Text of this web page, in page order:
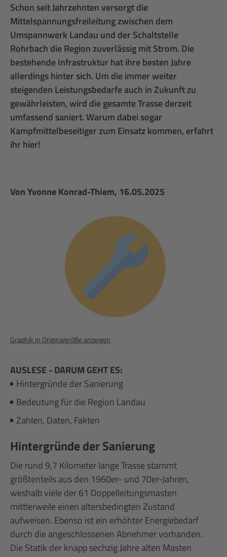
Schon seit Jahrzehnten versorgt die
Mittelspannungsfreileitung zwischen dem
Umspannwerk Landau und der Schaltstelle
Rohrbach die Region zuverlässig mit Strom. Die
bestehende Infrastruktur hat ihre besten Jahre
allerdings hinter sich. Um die immer weiter
steigenden Leistungsbedarfe auch in Zukunft zu
gewährleisten, wird die gesamte Trasse derzeit
umfassend saniert. Warum dabei sogar
Kampfmittelbeseitiger zum Einsatz kommen, erfahrt
ihr hier!
VonYvonne Konrad-Thiem, 16.05.2025
Graphik in Originalgröße anzeigen
AUSLESE - DARUM GEHT ES:
Hintergründe der Sanierung
Bedeutung für die Region Landau
Zahlen, Daten, Fakten
Hintergründe der Sanierung
Die rund 9,7 Kilometer lange Trasse stammt
größtenteils aus den 1960er- und 70er-Jahren,
weshalb viele der 61 Doppelleitungsmasten
mittlerweile einen altersbedingten Zustand
aufweisen. Ebenso ist ein erhöhter Energiebedarf
durch die angeschlossenen Abnehmer vorhanden.
Die Statik der knapp sechzig Jahre alten Masten